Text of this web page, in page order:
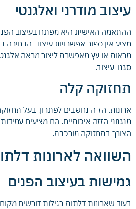
עיצוב מודרני ואלגנטי
ההתאמה האישית היא מפתח בעיצוב
מציע אין ספור אפשרויות עיצוב. הבחירה
מראות או עץ מאפשרת ליצור מראה
סגנון עיצוב.
תחזוקה קלה
ארונות. הזזה נחשבים לפתרון. בעל
מנגנוני הזזה איכותיים. הם מציעים
הצורך בתחזוקה מורכבת.
השוואה לארונות
גמישות בעיצוב הפנים
בעוד שארונות דלתות רגילות דורשים